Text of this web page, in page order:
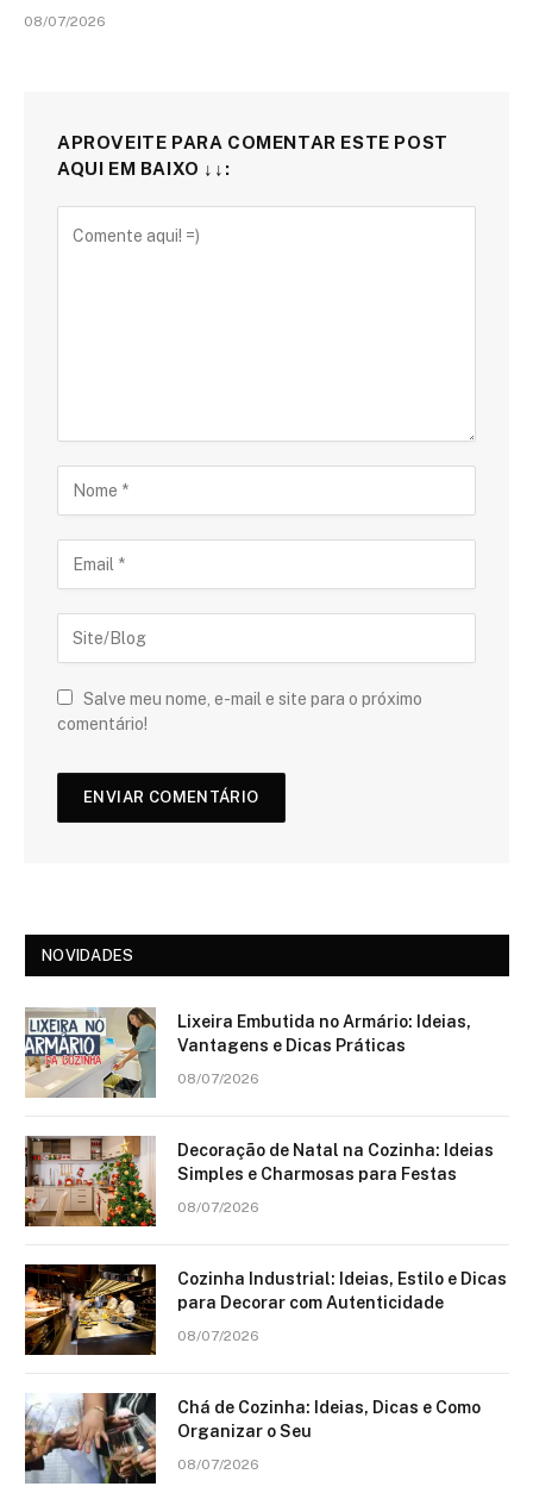
08/07/2026
APROVEITE PARA COMENTAR ESTE POST
AQUI EM BAIXO ↓↓:
Salve meu nome, e-mail e site para o próximo
comentário!
NOVIDADES
Lixeira Embutida no Armário: Ideias,
Vantagens e Dicas Práticas
08/07/2026
Decoração de Natal na Cozinha: Ideias
Simples e Charmosas para Festas
08/07/2026
Cozinha Industrial: Ideias, Estilo e Dicas
para Decorar com Autenticidade
08/07/2026
Chá de Cozinha: Ideias, Dicas e Como
Organizar o Seu
08/07/2026